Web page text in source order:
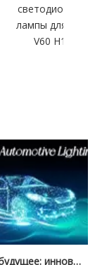
светодиодные
лампы для фар
V60 H11
Сия светом на будущее: инновационные тенденции в автомобильном освещении